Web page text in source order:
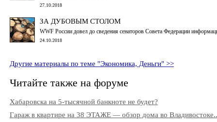
27.10.2018
ЗА ДУБОВЫМ СТОЛОМ
WWF России довел до сведения сенаторов Совета Федерации
24.10.2018
Другие материалы по теме "Экономика, Деньги" >>
Читайте также на форуме
Хабаровска на 5-тысячной банкноте не будет?
Гараж в квартире на 38 ЭТАЖЕ — обзор дома во